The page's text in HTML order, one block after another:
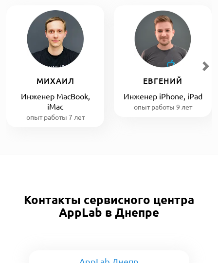
МИХАИЛ
Инженер MacBook,
iMac
опыт работы 7 лет
ЕВГЕНИЙ
Инженер iPhone, iPad
опыт работы 9 лет
Контакты сервисного центра
AppLab в Днепре